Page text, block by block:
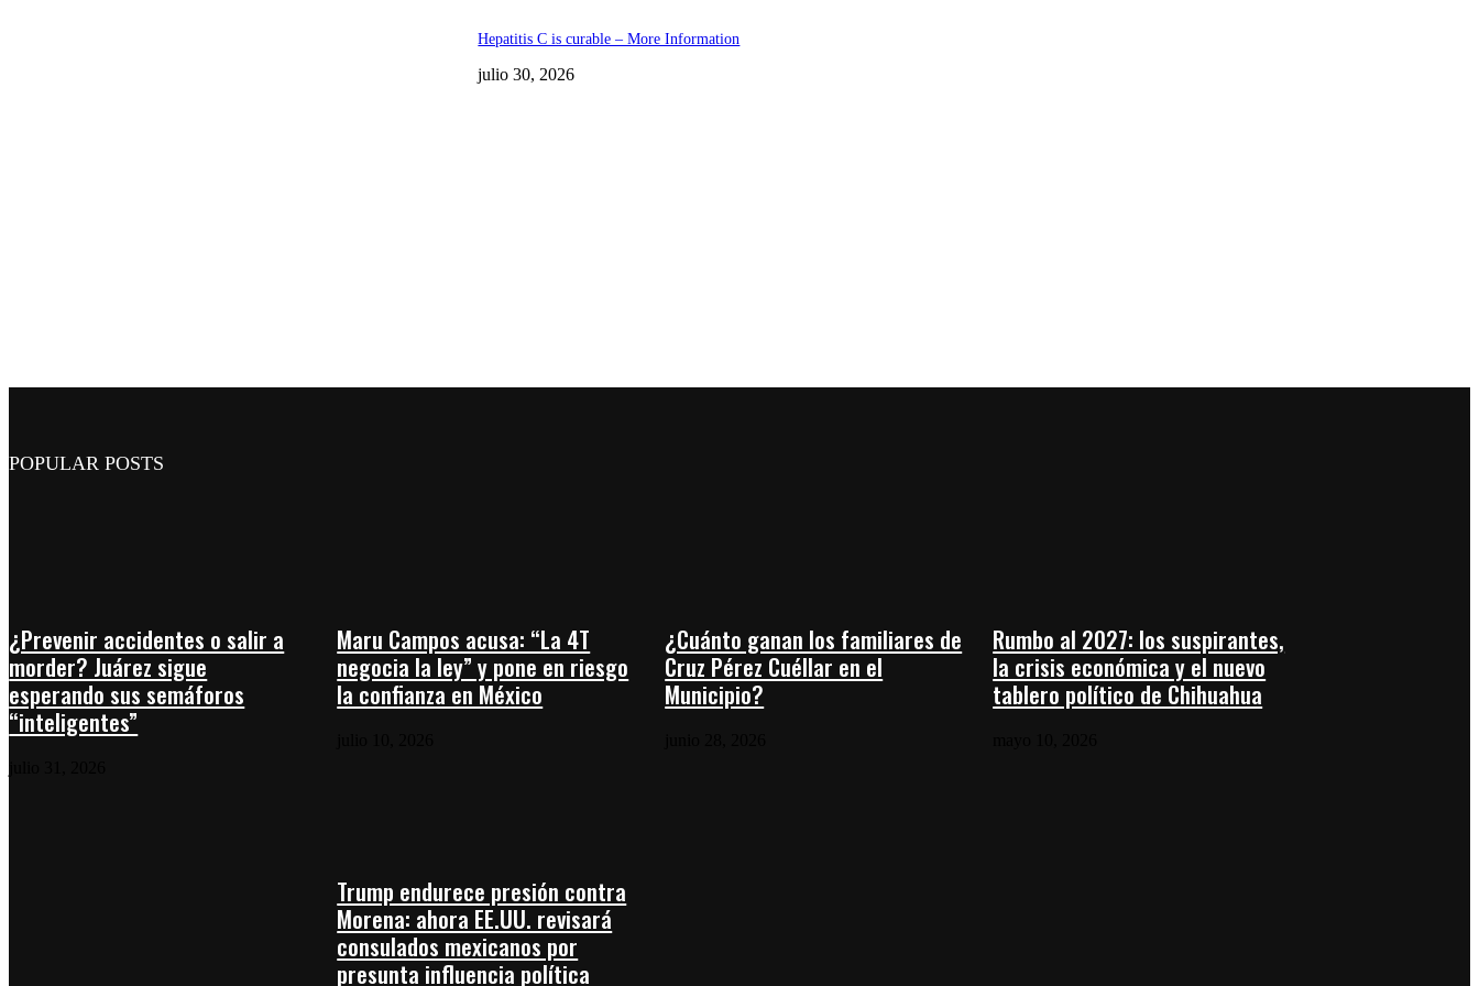
Hepatitis C is curable – More Information
julio 30, 2026
POPULAR POSTS
¿Prevenir accidentes o salir a
morder? Juárez sigue
esperando sus semáforos
“inteligentes”
Maru Campos acusa: “La 4T
negocia la ley” y pone en riesgo
la confianza en México
¿Cuánto ganan los familiares de
Cruz Pérez Cuéllar en el
Municipio?
Rumbo al 2027: los suspirantes,
la crisis económica y el nuevo
tablero político de Chihuahua
Trump endurece presión contra
Morena: ahora EE.UU. revisará
consulados mexicanos por
presunta influencia política